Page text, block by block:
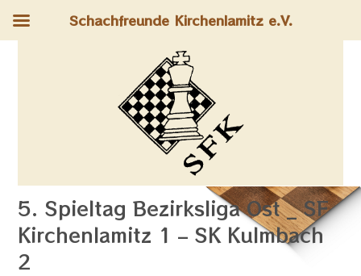
5. Spieltag Bezirksliga Ost _ SF
Kirchenlamitz 1 – SK Kulmbach
2
Schachfreunde Kirchenlamitz e.V.